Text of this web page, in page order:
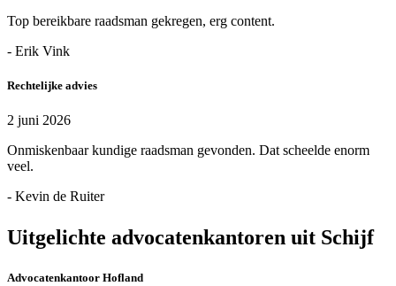
Top bereikbare raadsman gekregen, erg content.
- Erik Vink
Rechtelijke advies
2 juni 2026
Onmiskenbaar kundige raadsman gevonden. Dat scheelde enorm
veel.
- Kevin de Ruiter
Uitgelichte advocatenkantoren uit Schijf
Advocatenkantoor Hofland